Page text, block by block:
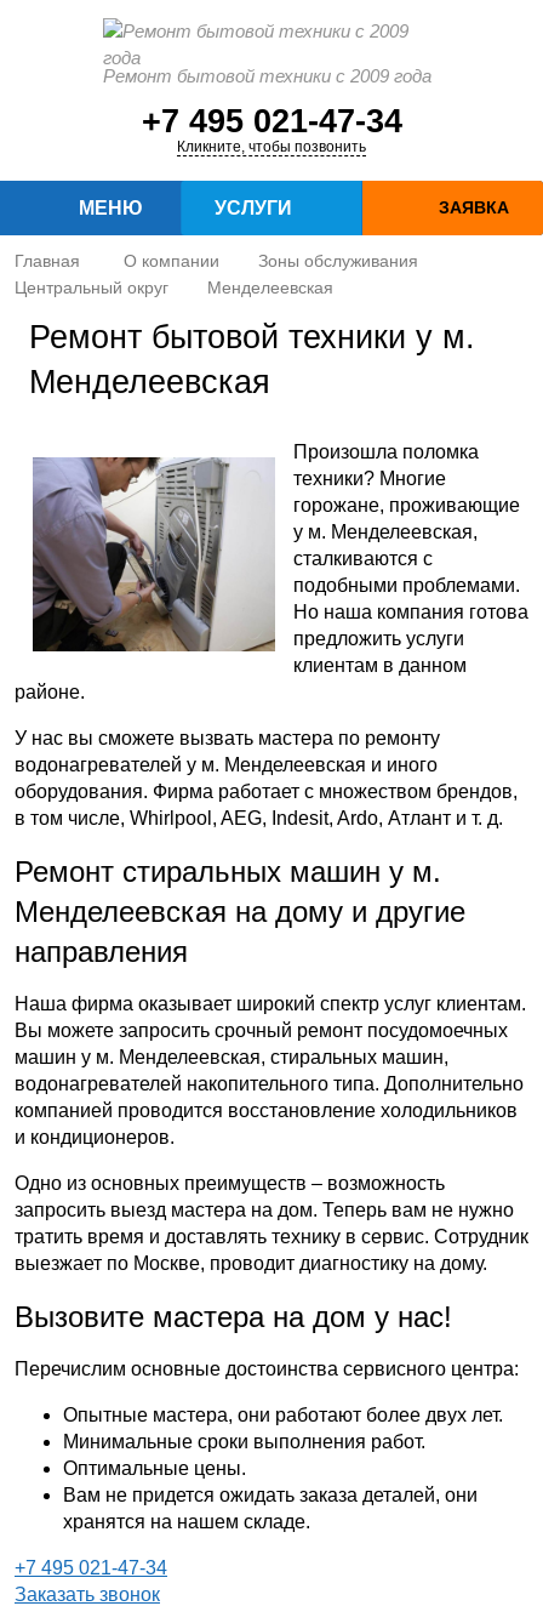
Ремонт бытовой техники с 2009 года
+7 495 021-47-34
Кликните, чтобы позвонить
УСЛУГИ
МЕНЮ ЗАЯВКА
Главная О компании
Зоны обслуживания
Центральный округ
Менделеевская
Ремонт бытовой техники у м.
Менделеевская
Произошла поломка
техники? Многие
горожане, проживающие
у м. Менделеевская,
сталкиваются с
подобными проблемами.
Но наша компания готова
предложить услуги
клиентам в данном
районе.
У нас вы сможете вызвать мастера по ремонту
водонагревателей у м. Менделеевская и иного
оборудования. Фирма работает с множеством брендов,
в том числе, Whirlpool, AEG, Indesit, Ardo, Атлант и т. д.
Ремонт стиральных машин у м.
Менделеевская на дому и другие
направления
Наша фирма оказывает широкий спектр услуг клиентам.
Вы можете запросить срочный ремонт посудомоечных
машин у м. Менделеевская, стиральных машин,
водонагревателей накопительного типа. Дополнительно
компанией проводится восстановление холодильников
и кондиционеров.
Одно из основных преимуществ – возможность
запросить выезд мастера на дом. Теперь вам не нужно
тратить время и доставлять технику в сервис. Сотрудник
выезжает по Москве, проводит диагностику на дому.
Вызовите мастера на дом у нас!
Перечислим основные достоинства сервисного центра:
Опытные мастера, они работают более двух лет.
Минимальные сроки выполнения работ.
Оптимальные цены.
Вам не придется ожидать заказа деталей, они
хранятся на нашем складе.
+7 495 021-47-34
Заказать звонок